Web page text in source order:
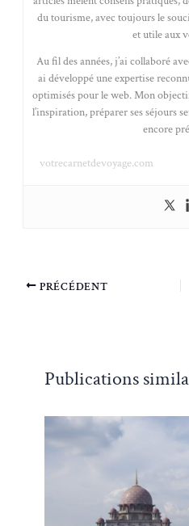
du tourisme, avec toujours le
et utile aux
Au fil des années, j’ai collaboré
ai développé une expertise
optimisés pour le web. Mon
l’inspiration, préparer ses séjours
encore
votrecarnetdevoyage.com
PRÉCÉDENT
Publications